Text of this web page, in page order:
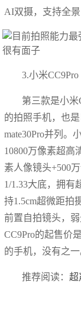
AI双摄，支持全
3.小米CC9Pro
第三款是小米
的拍照手机，也
mate30Pro并列。
10800万像素超高
素人像镜头+500
1/1.33大底，拥有
持1.5cm超微距拍
前置自拍镜头，
CC9Pro的起售价
的手机，没有之一
推荐阅读：超